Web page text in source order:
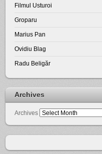
Filmul Usturoi
Groparu
Marius Pan
Ovidiu Blag
Radu Beligăr
Archives
Archives